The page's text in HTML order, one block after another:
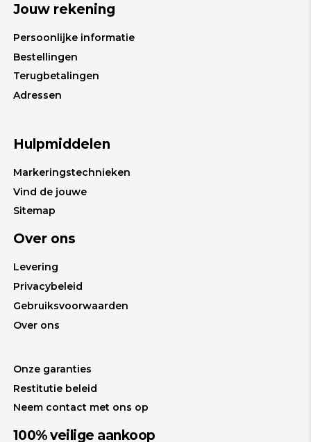
Jouw rekening
Persoonlijke informatie
Bestellingen
Terugbetalingen
Adressen
Hulpmiddelen
Markeringstechnieken
Vind de jouwe
Sitemap
Over ons
Levering
Privacybeleid
Gebruiksvoorwaarden
Over ons
Onze garanties
Restitutie beleid
Neem contact met ons op
100% veilige aankoop